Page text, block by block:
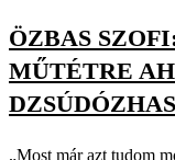
ÖZBAS
MŰTÉTRE
„Most már azt tudom